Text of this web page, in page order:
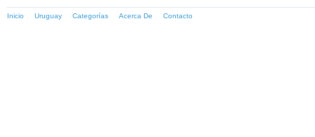
Inicio Uruguay Categorías Acerca De Contacto